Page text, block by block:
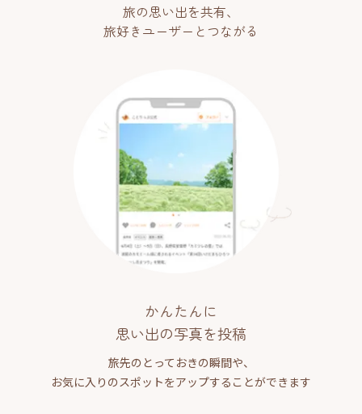
旅の思い出を共有、
旅好きユーザーとつながる
かんたんに
思い出の写真を投稿
旅先のとっておきの瞬間や、
お気に入りのスポットをアップすることができます